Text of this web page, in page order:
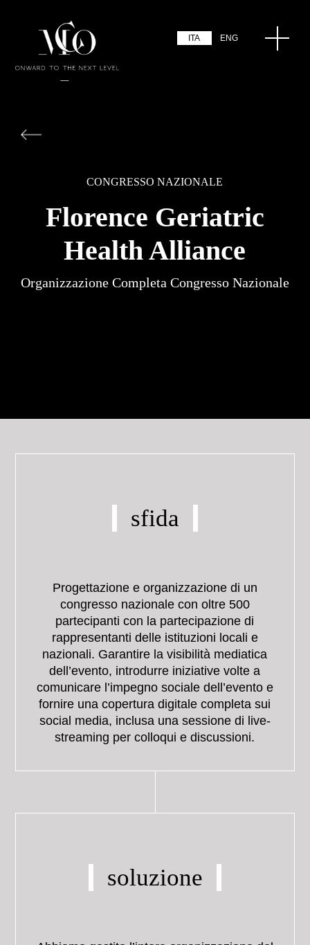
ITA ENG
CONGRESSO NAZIONALE
Florence Geriatric
Health Alliance
Organizzazione Completa Congresso Nazionale
sfida
Progettazione e organizzazione di un
congresso nazionale con oltre 500
partecipanti con la partecipazione di
rappresentanti delle istituzioni locali e
nazionali. Garantire la visibilità mediatica
dell’evento, introdurre iniziative volte a
comunicare l’impegno sociale dell’evento e
fornire una copertura digitale completa sui
social media, inclusa una sessione di live-
streaming per colloqui e discussioni.
soluzione